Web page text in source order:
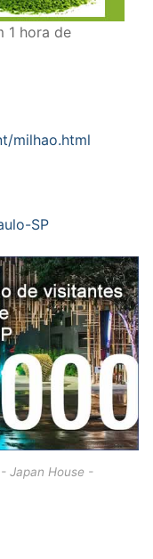
1 hora de
milhao.html
SP
Japan House -